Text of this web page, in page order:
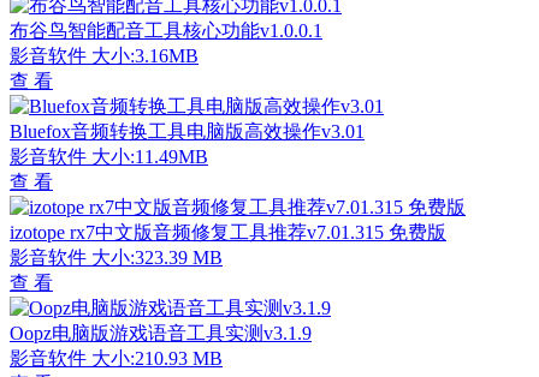
布谷鸟智能配音工具核心功能v1.0.0.1
影音软件 大小:3.16MB
查 看
Bluefox音频转换工具电脑版高效操作v3.01
影音软件 大小:11.49MB
查 看
izotope rx7中文版音频修复工具推荐v7.01.315 免费版
影音软件 大小:323.39 MB
查 看
Oopz电脑版游戏语音工具实测v3.1.9
影音软件 大小:210.93 MB